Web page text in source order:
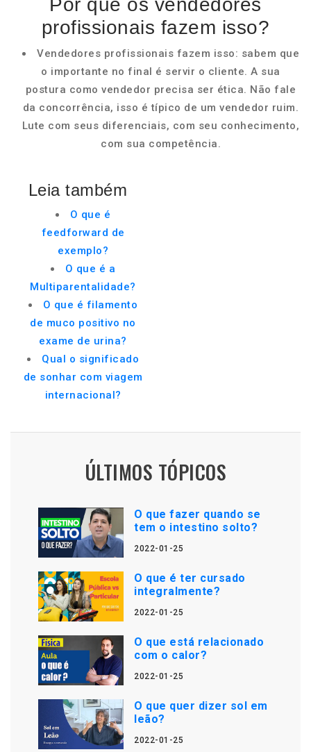
Por que os vendedores
profissionais fazem isso?
Vendedores profissionais fazem isso: sabem que
o importante no final é servir o cliente. A sua
postura como vendedor precisa ser ética. Não fale
da concorrência, isso é típico de um vendedor ruim.
Lute com seus diferenciais, com seu conhecimento,
com sua competência.
Leia também
O que é
feedforward de
exemplo?
O que é a
Multiparentalidade?
O que é filamento
de muco positivo no
exame de urina?
Qual o significado
de sonhar com viagem
internacional?
ÚLTIMOS TÓPICOS
O que fazer quando se
tem o intestino solto?
2022-01-25
O que é ter cursado
integralmente?
2022-01-25
O que está relacionado
com o calor?
2022-01-25
O que quer dizer sol em
leão?
2022-01-25